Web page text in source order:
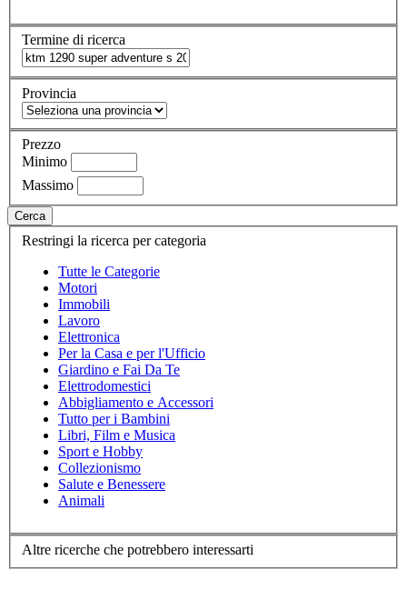
Termine di ricerca
Provincia
Prezzo
Minimo
Massimo
Cerca
Restringi la ricerca per categoria
Tutte le Categorie
Motori
Immobili
Lavoro
Elettronica
Per la Casa e per l'Ufficio
Giardino e Fai Da Te
Elettrodomestici
Abbigliamento e Accessori
Tutto per i Bambini
Libri, Film e Musica
Sport e Hobby
Collezionismo
Salute e Benessere
Animali
Altre ricerche che potrebbero interessarti